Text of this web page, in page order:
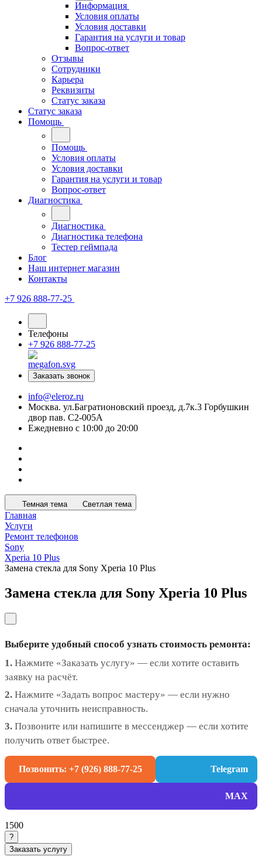
Информация
Условия оплаты
Условия доставки
Гарантия на услуги и товар
Вопрос-ответ
Отзывы
Сотрудники
Карьера
Реквизиты
Статус заказа
Статус заказа
Помощь
Помощь
Условия оплаты
Условия доставки
Гарантия на услуги и товар
Вопрос-ответ
Диагностика
Диагностика
Диагностика телефона
Тестер геймпада
Блог
Наш интернет магазин
Контакты
+7 926 888-77-25
Телефоны
+7 926 888-77-25
Заказать звонок
info@eleroz.ru
Москва. ул.Багратионовский проезд, д.7к.3 Горбушкин
двор пав. C2-005A
Ежедневно с 10:00 до 20:00
Темная тема Светлая тема
Главная
Услуги
Ремонт телефонов
Sony
Xperia 10 Plus
Замена стекла для Sony Xperia 10 Plus
Замена стекла для Sony Xperia 10 Plus
Выберите удобный способ узнать стоимость ремонта:
1. Нажмите «Заказать услугу» — если хотите оставить
заявку на расчёт.
2. Нажмите «Задать вопрос мастеру» — если нужно
сначала уточнить неисправность.
3. Позвоните или напишите в мессенджер — если хотите
получить ответ быстрее.
Позвонить: +7 (926) 888-77-25 Telegram
MAX
1500
?
Заказать услугу